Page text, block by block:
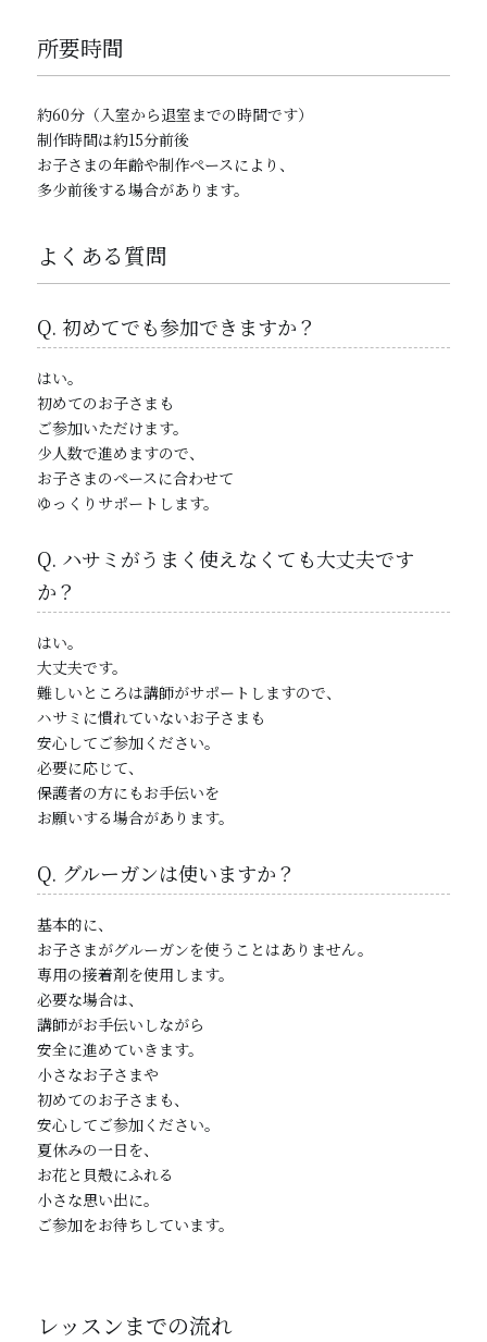
所要時間
約60分（入室から退室までの時間です）
制作時間は約15分前後
お子さまの年齢や制作ペースにより、
多少前後する場合があります。
よくある質問
Q. 初めてでも参加できますか？
はい。
初めてのお子さまも
ご参加いただけます。
少人数で進めますので、
お子さまのペースに合わせて
ゆっくりサポートします。
Q. ハサミがうまく使えなくても大丈夫です
か？
はい。
大丈夫です。
難しいところは講師がサポートしますので、
ハサミに慣れていないお子さまも
安心してご参加ください。
必要に応じて、
保護者の方にもお手伝いを
お願いする場合があります。
Q. グルーガンは使いますか？
基本的に、
お子さまがグルーガンを使うことはありません。
専用の接着剤を使用します。
必要な場合は、
講師がお手伝いしながら
安全に進めていきます。
小さなお子さまや
初めてのお子さまも、
安心してご参加ください。
夏休みの一日を、
お花と貝殻にふれる
小さな思い出に。
ご参加をお待ちしています。
レッスンまでの流れ